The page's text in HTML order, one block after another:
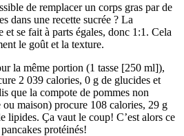
de remplacer un corps gras par de
dans une recette sucrée ? La
et se fait à parts égales, donc 1:1. Cela
le goût et la texture.
la même portion (1 tasse [250 ml]),
2 039 calories, 0 g de glucides et
que la compote de pommes non
ou maison) procure 108 calories, 29 g
lipides. Ça vaut le coup! C’est alors ce
protéinés!